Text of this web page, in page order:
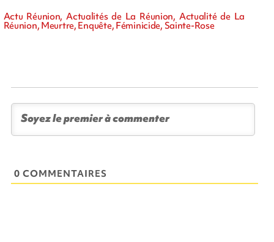
Actu Réunion, Actualités de La Réunion, Actualité de La
Réunion, Meurtre, Enquête, Féminicide, Sainte-Rose
0 COMMENTAIRES